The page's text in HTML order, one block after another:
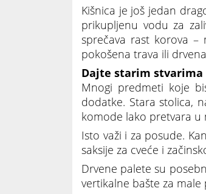
Kišnica je još jedan
prikupljenu vodu za
sprečava rast korova –
pokošena trava ili
Dajte starim stvarima
Mnogi predmeti koje
dodatke. Stara stolica,
komode lako pretvara
Isto važi i za posude.
saksije za cveće i
Drvene palete su
vertikalne bašte za